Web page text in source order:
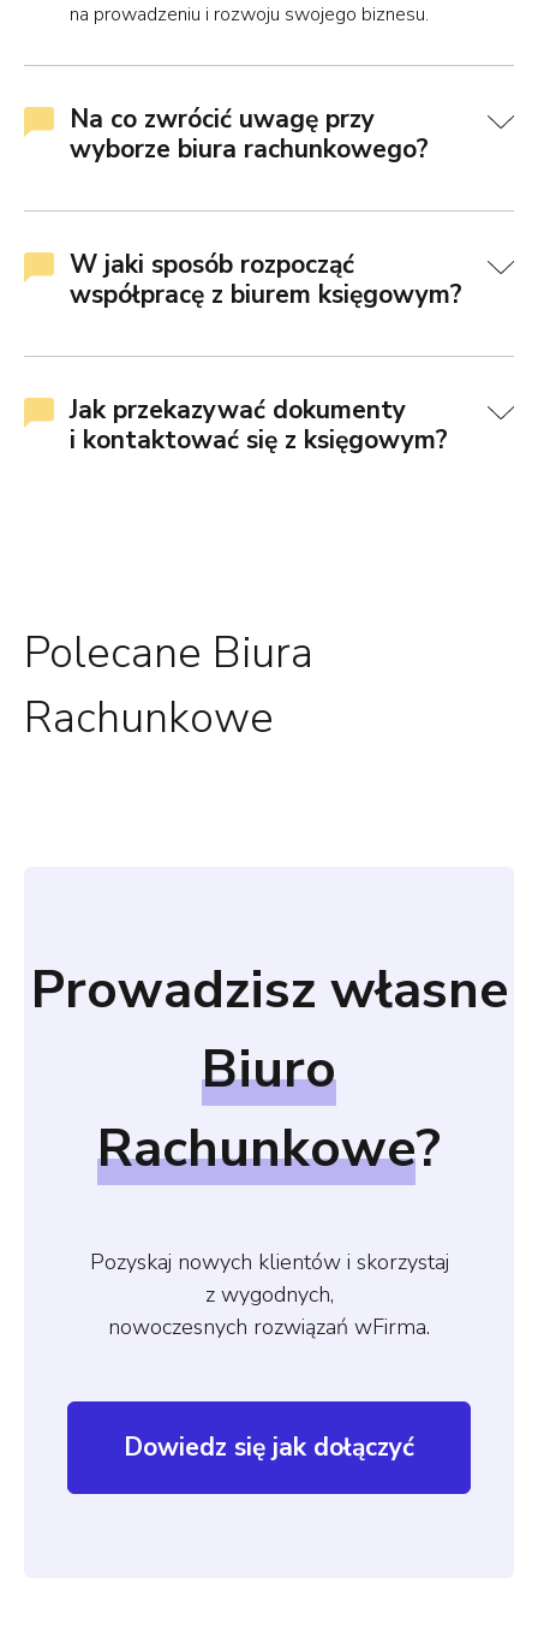
na prowadzeniu i rozwoju swojego biznesu.
Na co zwrócić uwagę przy
wyborze biura rachunkowego?
W jaki sposób rozpocząć
współpracę z biurem księgowym?
Jak przekazywać dokumenty
i kontaktować się z księgowym?
Polecane Biura
Rachunkowe
Prowadzisz własne
Biuro
Rachunkowe?
Pozyskaj nowych klientów i skorzystaj
z wygodnych,
nowoczesnych rozwiązań wFirma.
Dowiedz się jak dołączyć